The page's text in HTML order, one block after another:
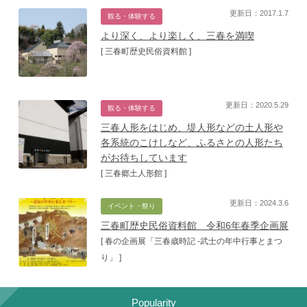
観る・体験する
より深く、より楽しく、三春を満喫
[ 三春町歴史民俗資料館 ]
更新日：2017.1.7
観る・体験する
三春人形をはじめ、堤人形などの土人形や
各系統のこけしなど、ふるさとの人形たち
がお待ちしています
[ 三春郷土人形館 ]
更新日：2020.5.29
イベント・祭り
三春町歴史民俗資料館 令和6年春季企画展
[ 春の企画展「三春歳時記 -武士の年中行事とまつ
り」 ]
更新日：2024.3.6
Popularity